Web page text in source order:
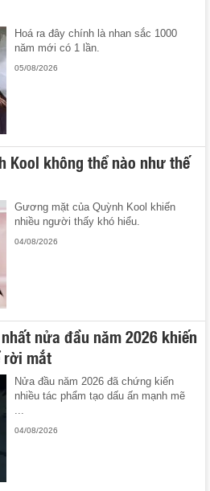
Hoá ra đây chính là nhan sắc 1000
năm mới có 1 lần.
05/08/2026
Kool không thể nào như thế
Gương mặt của Quỳnh Kool khiến
nhiều người thấy khó hiểu.
04/08/2026
nửa đầu năm 2026 khiến
rời mắt
Nửa đầu năm 2026 đã chứng kiến
nhiều tác phẩm tạo dấu ấn mạnh mẽ
04/08/2026